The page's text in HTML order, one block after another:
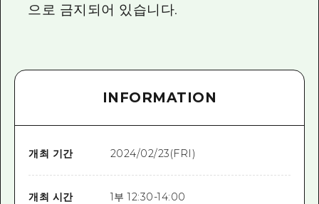
으로 금지되어 있습니다.
INFORMATION
개최 기간 2024/02/23(FRI)
개최 시간 1부 12:30-14:00